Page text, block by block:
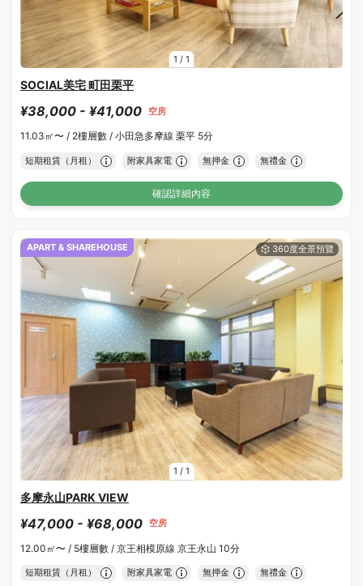
1 / 1
SOCIAL美宅 町田栗平
¥38,000 - ¥41,000 空房
11.03㎡〜 / 2樓層數 / 小田急多摩線 栗平 5分
短期租賃（月租） 附家具家電 無押金 無禮金
確認詳細內容
1 / 1
APART & SHAREHOUSE
多摩永山PARK VIEW
¥47,000 - ¥68,000 空房
12.00㎡〜 / 5樓層數 / 京王相模原線 京王永山 10分
短期租賃（月租） 附家具家電 無押金 無禮金